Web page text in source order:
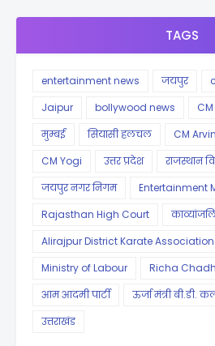
TAGS
entertainment news जयपुर
Jaipur
bollywood news
मुम्बई
सियासी हलचल
CM
CM Yogi
उत्तर प्रदेश राजस्थान
जयपुर नगर निगम
Entertainment
Rajasthan High Court
Alirajpur District Karate Association
Ministry of Labour
Richa
आम आदमी पार्टी
ऊर्जा मंत्री बी.डी.
उत्तराखंड